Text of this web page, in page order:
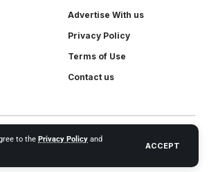
to the Privacy Policy and
ACCEPT
Advertise With us
Privacy Policy
Terms of Use
Contact us
Live 7 tv. Website Created by and